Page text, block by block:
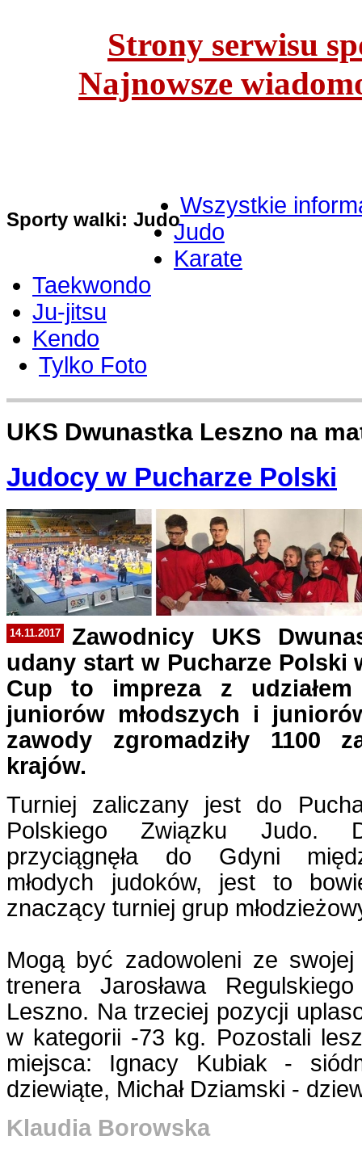
Strony serwisu
Najnowsze
Sporty walki: Judo
Wszystkie
Judo
Karate
Taekwondo
Ju-jitsu
Kendo
Tylko Foto
UKS Dwunastka Leszno na
Judocy w Pucharze Polski
14.11.2017
Zawodnicy UKS
udany start w Pucharze Polski
Cup to impreza z udziałem
juniorów młodszych i
zawody zgromadziły 1100
krajów.
Turniej zaliczany jest do
Polskiego Związku Judo.
przyciągnęła do Gdyni
młodych judoków, jest to
znaczący turniej grup
Mogą być zadowoleni ze
trenera Jarosława
Leszno. Na trzeciej pozycji
w kategorii -73 kg. Pozostali
miejsca: Ignacy Kubiak -
dziewiąte, Michał Dziamski -
Klaudia Borowska